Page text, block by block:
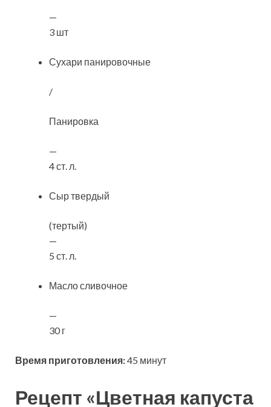
—
3 шт
Сухари панировочные
/
Панировка
—
4 ст. л.
Сыр твердый
(тертый)
—
5 ст. л.
Масло сливочное
—
30 г
Время приготовления:45 минут
Рецепт «Цветная капуста